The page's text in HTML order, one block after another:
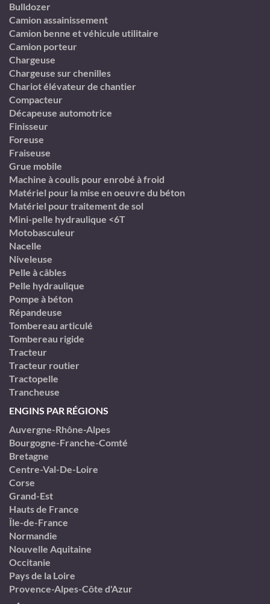
Bulldozer
Camion assainissement
Camion benne et véhicule utilitaire
Camion porteur
Chargeuse
Chargeuse sur chenilles
Chariot élévateur de chantier
Compacteur
Décapeuse automotrice
Finisseur
Foreuse
Fraiseuse
Grue mobile
Machine à coulis pour enrobé à froid
Matériel pour la mise en oeuvre du béton
Matériel pour traitement de sol
Mini-pelle hydraulique <6T
Motobasculeur
Nacelle
Niveleuse
Pelle à câbles
Pelle hydraulique
Pompe à béton
Répandeuse
Tombereau articulé
Tombereau rigide
Tracteur
Tracteur routier
Tractopelle
Trancheuse
ENGINS PAR RÉGIONS
Auvergne-Rhône-Alpes
Bourgogne-Franche-Comté
Bretagne
Centre-Val-De-Loire
Corse
Grand-Est
Hauts de France
Île-de-France
Normandie
Nouvelle Aquitaine
Occitanie
Pays de la Loire
Provence-Alpes-Côte d'Azur